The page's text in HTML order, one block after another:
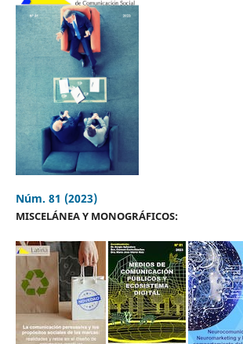
Núm. 81 (2023)
MISCELÁNEA Y MONOGRÁFICOS: